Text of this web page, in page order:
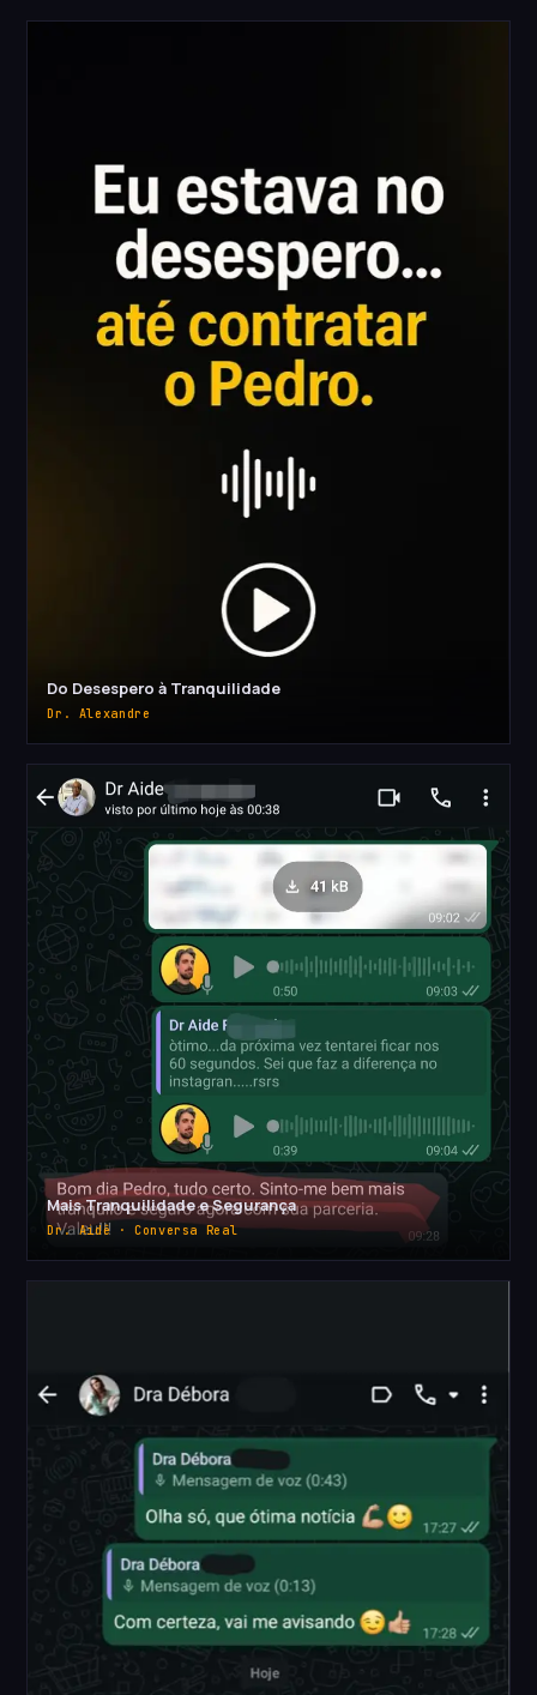
Do Desespero à Tranquilidade
Dr. Alexandre
Mais Tranquilidade e Segurança
Dr. Aidê · Conversa Real